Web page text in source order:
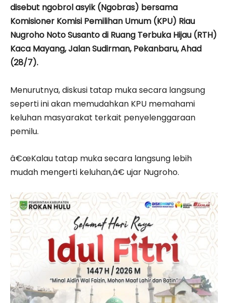
disebut ngobrol asyik (Ngobras) bersama
Komisioner Komisi Pemilihan Umum (KPU) Riau
Nugroho Noto Susanto di Ruang Terbuka Hijau (RTH)
Kaca Mayang, Jalan Sudirman, Pekanbaru, Ahad
(28/7).
Menurutnya, diskusi tatap muka secara langsung
seperti ini akan memudahkan KPU memahami
keluhan masyarakat terkait penyelenggaraan
pemilu.
â€œKalau tatap muka secara langsung lebih
mudah mengerti keluhan,â€ ujar Nugroho.